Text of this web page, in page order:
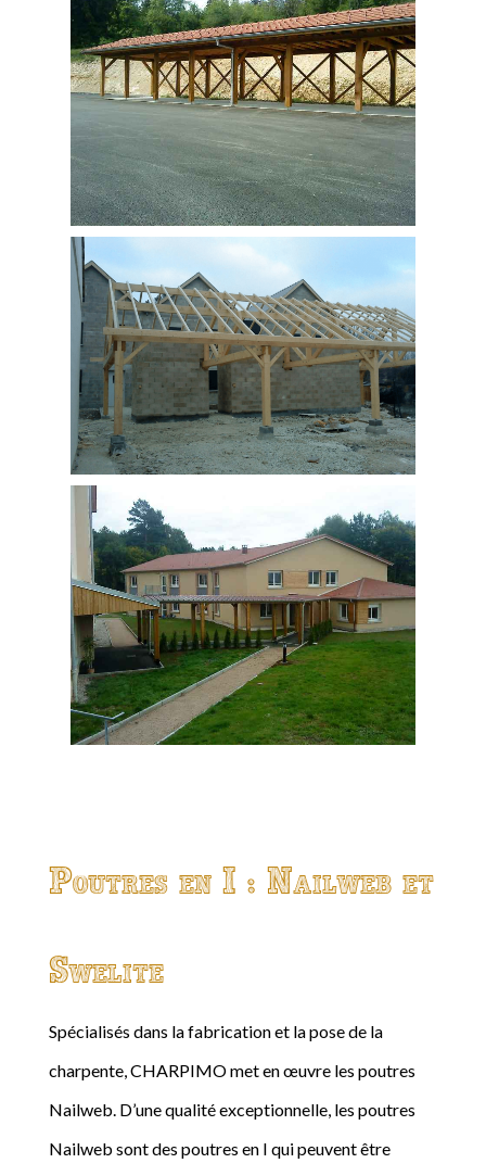
Poutres en I : Nailweb et
Swelite
Spécialisés dans la fabrication et la pose de la
charpente, CHARPIMO met en œuvre les poutres
Nailweb. D’une qualité exceptionnelle, les poutres
Nailweb sont des poutres en I qui peuvent être